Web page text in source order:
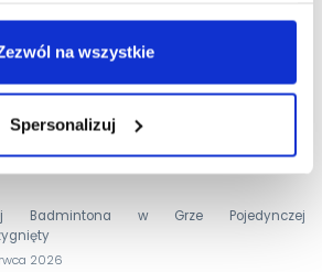
na wszystkie
Spersonalizuj
Badmintona w Grze Pojedynczej
2026